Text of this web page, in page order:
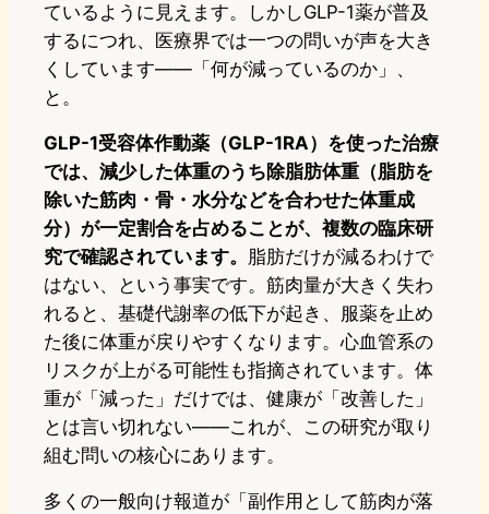
ているように見えます。しかしGLP-1薬が普及
するにつれ、医療界では一つの問いが声を大き
くしています——「何が減っているのか」、
と。
GLP-1受容体作動薬（GLP-1RA）を使った治療
では、減少した体重のうち除脂肪体重（脂肪を
除いた筋肉・骨・水分などを合わせた体重成
分）が一定割合を占めることが、複数の臨床研
究で確認されています。 脂肪だけが減るわけで
はない、という事実です。筋肉量が大きく失わ
れると、基礎代謝率の低下が起き、服薬を止め
た後に体重が戻りやすくなります。心血管系の
リスクが上がる可能性も指摘されています。体
重が「減った」だけでは、健康が「改善した」
とは言い切れない——これが、この研究が取り
組む問いの核心にあります。
多くの一般向け報道が「副作用として筋肉が落